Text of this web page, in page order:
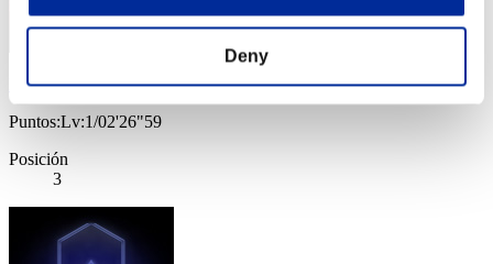
Deny
RINA
Puntos:Lv:1/02'26"59
Posición
3